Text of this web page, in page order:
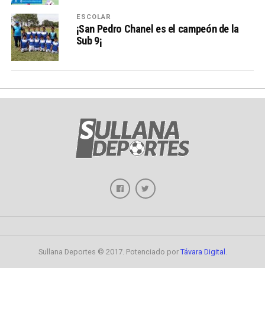
ESCOLAR
¡San Pedro Chanel es el campeón de la
Sub 9¡
Sullana Deportes © 2017. Potenciado por Távara Digital .